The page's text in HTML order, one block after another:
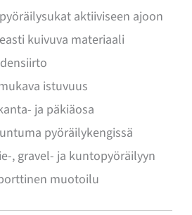
aktiiviseen ajoon
kuivuva materiaali
istuvuus
ja päkiäosa
pyöräilykengissä
, gravel- ja kuntopyöräilyyn
muotoilu